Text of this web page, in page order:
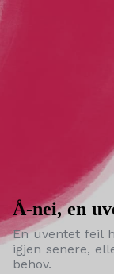
Å-nei, en
En uventet feil
igjen senere,
behov.